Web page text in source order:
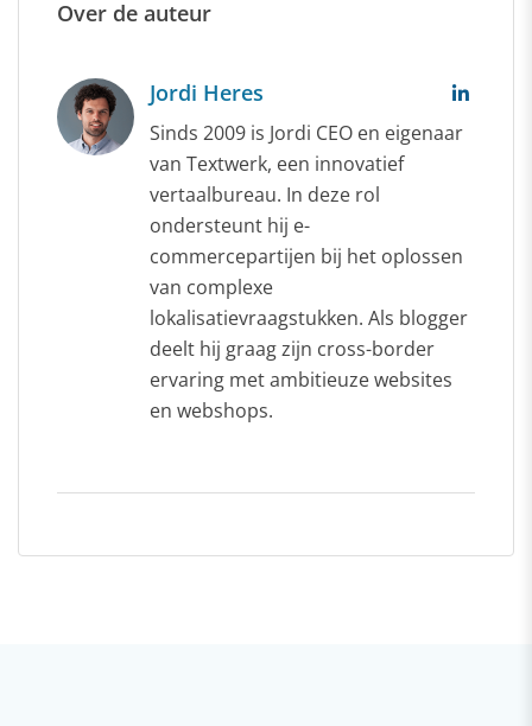
Over de auteur
Jordi Heres
Sinds 2009 is Jordi CEO en eigenaar
van Textwerk, een innovatief
vertaalbureau. In deze rol
ondersteunt hij e-
commercepartijen bij het oplossen
van complexe
lokalisatievraagstukken. Als blogger
deelt hij graag zijn cross-border
ervaring met ambitieuze websites
en webshops.